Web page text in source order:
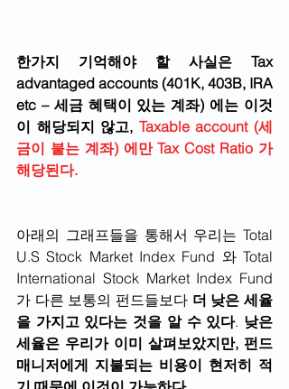
한가지 기억해야 할 사실은 Tax
advantaged accounts (401K, 403B, IRA
etc – 세금 혜택이 있는 계좌) 에는 이것
이 해당되지 않고, Taxable account (세
금이 붙는 계좌) 에만 Tax Cost Ratio 가
해당된다.
아래의 그래프들을 통해서 우리는 Total
U.S Stock Market Index Fund 와 Total
International Stock Market Index Fund
가 다른 보통의 펀드들보다 더 낮은 세율
을 가지고 있다는 것을 알 수 있다. 낮은
세율은 우리가 이미 살펴보았지만, 펀드
매니저에게 지불되는 비용이 현저히 적